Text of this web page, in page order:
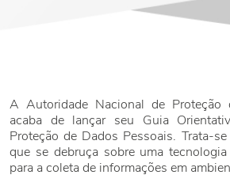
A Autoridade Nacional de Proteção
acaba de lançar seu Guia
Proteção de Dados Pessoais. Trata-
que se debruça sobre uma
para a coleta de informações em